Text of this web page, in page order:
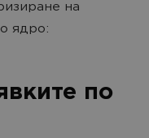
на
ядро:
по